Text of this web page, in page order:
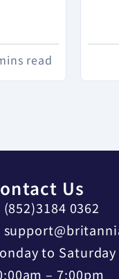
read
Us
(852)3184 0362
to Saturday
– 7:00pm